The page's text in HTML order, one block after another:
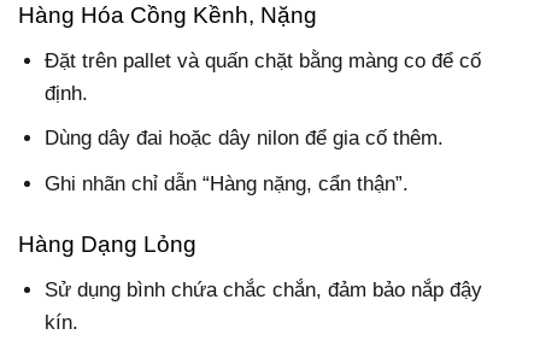
Hàng Hóa Cồng Kềnh, Nặng
Đặt trên pallet và quấn chặt bằng màng co để cố
định.
Dùng dây đai hoặc dây nilon để gia cố thêm.
Ghi nhãn chỉ dẫn “Hàng nặng, cẩn thận”.
Hàng Dạng Lỏng
Sử dụng bình chứa chắc chắn, đảm bảo nắp đậy
kín.